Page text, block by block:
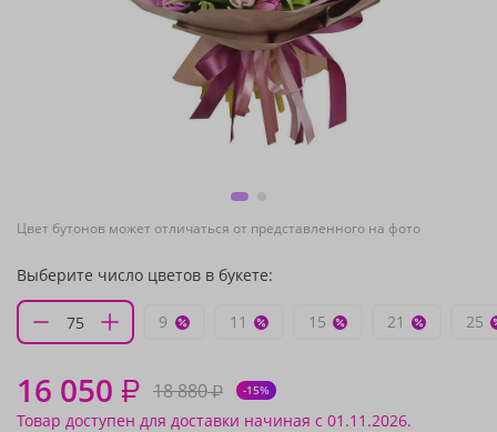
Цвет бутонов может отличаться от представленного на фото
Выберите число цветов в букете:
9 11 15 21 25
16 050 ₽ 18 880₽ -15%
Товар доступен для доставки начиная с 01.11.2026.